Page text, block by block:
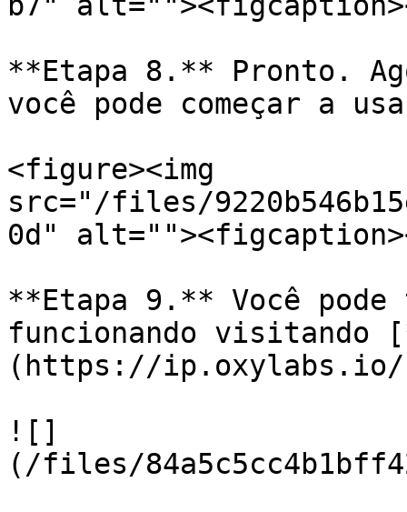
**Etapa 8.** Pronto.
você pode começar a
<figure><img
src="/files/
0d"
**Etapa 9.** Você
funcionando
(https://
![]
(/files/